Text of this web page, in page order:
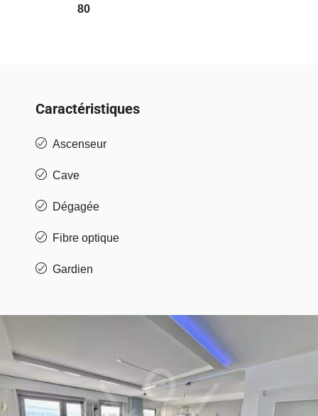
80
Caractéristiques
Ascenseur
Cave
Dégagée
Fibre optique
Gardien